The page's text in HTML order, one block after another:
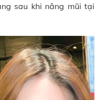
sau khi nâng mũi tại